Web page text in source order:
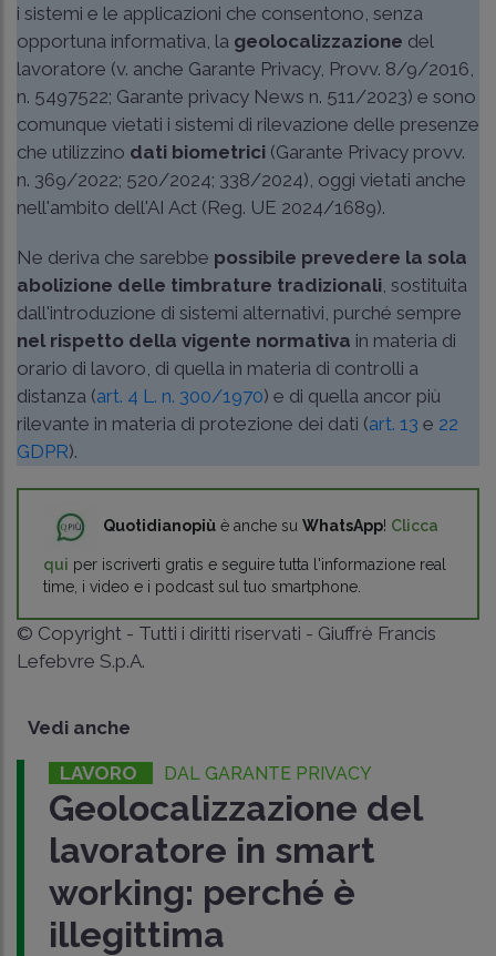
i sistemi e le applicazioni che consentono, senza
opportuna informativa, la geolocalizzazione del
lavoratore (v. anche Garante Privacy, Provv. 8/9/2016,
n. 5497522; Garante privacy News n. 511/2023) e sono
comunque vietati i sistemi di rilevazione delle presenze
che utilizzino dati biometrici (Garante Privacy provv.
n. 369/2022; 520/2024; 338/2024), oggi vietati anche
nell'ambito dell'AI Act (Reg. UE 2024/1689).
Ne deriva che sarebbe possibile prevedere la sola
abolizione delle timbrature tradizionali , sostituita
dall'introduzione di sistemi alternativi, purché sempre
nel rispetto della vigente normativa in materia di
orario di lavoro, di quella in materia di controlli a
distanza (art. 4 L. n. 300/1970) e di quella ancor più
rilevante in materia di protezione dei dati (art. 13 e 22
GDPR).
Quotidianopiù è anche su WhatsApp! Clicca
qui per iscriverti gratis e seguire tutta l'informazione real
time, i video e i podcast sul tuo smartphone.
© Copyright - Tutti i diritti riservati - Giuffrè Francis
Lefebvre S.p.A.
Vedi anche
LAVORO DAL GARANTE PRIVACY
Geolocalizzazione del
lavoratore in smart
working: perché è
illegittima